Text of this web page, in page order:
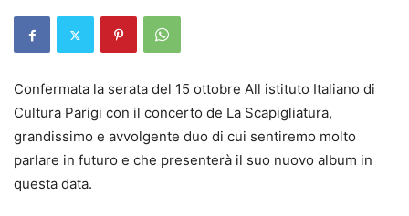
Confermata la serata del 15 ottobre All istituto Italiano di
Cultura Parigi con il concerto de La Scapigliatura,
grandissimo e avvolgente duo di cui sentiremo molto
parlare in futuro e che presenterà il suo nuovo album in
questa data.